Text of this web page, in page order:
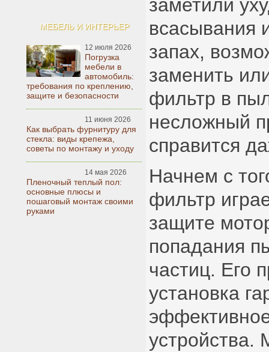
МЕБЕЛЬ И ИНТЕРЬЕР
12 июля 2026
Погрузка
мебели в
автомобиль:
требования по креплению,
защите и безопасности
11 июня 2026
Как выбрать фурнитуру для
стекла: виды крепежа,
советы по монтажу и уходу
14 мая 2026
Пленочный теплый пол:
основные плюсы и
пошаговый монтаж своими
руками
заметили
всасывания
запах,
заменить
фильтр в
несложный
справится
Начнем с
фильтр
защите
попадания
частиц. Его
установка
устройства.